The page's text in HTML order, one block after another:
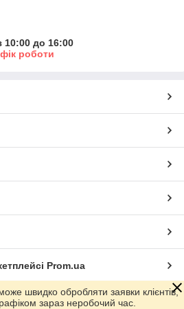
10:00 до 16:00
роботи
Prom.ua
швидко обробляти заявки клієнтів,
зараз неробочий час.